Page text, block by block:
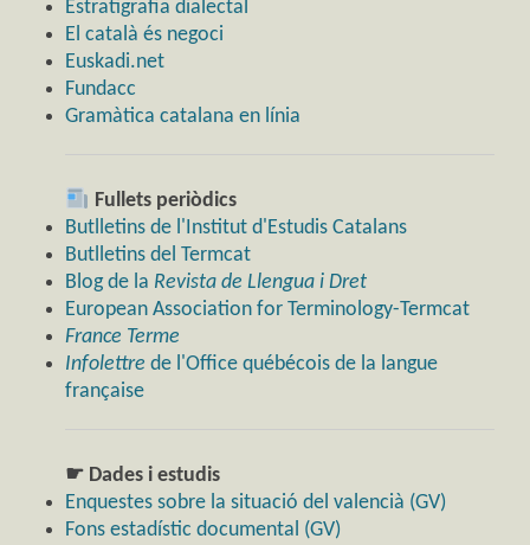
Estratigrafia dialectal
El català és negoci
Euskadi.net
Fundacc
Gramàtica catalana en línia
Fullets periòdics
Butlletins de l'Institut d'Estudis Catalans
Butlletins del Termcat
Blog de la Revista de Llengua i Dret
European Association for Terminology-Termcat
France Terme
Infolettre de l'Office québécois de la langue
française
☛ Dades i estudis
Enquestes sobre la situació del valencià (GV)
Fons estadístic documental (GV)